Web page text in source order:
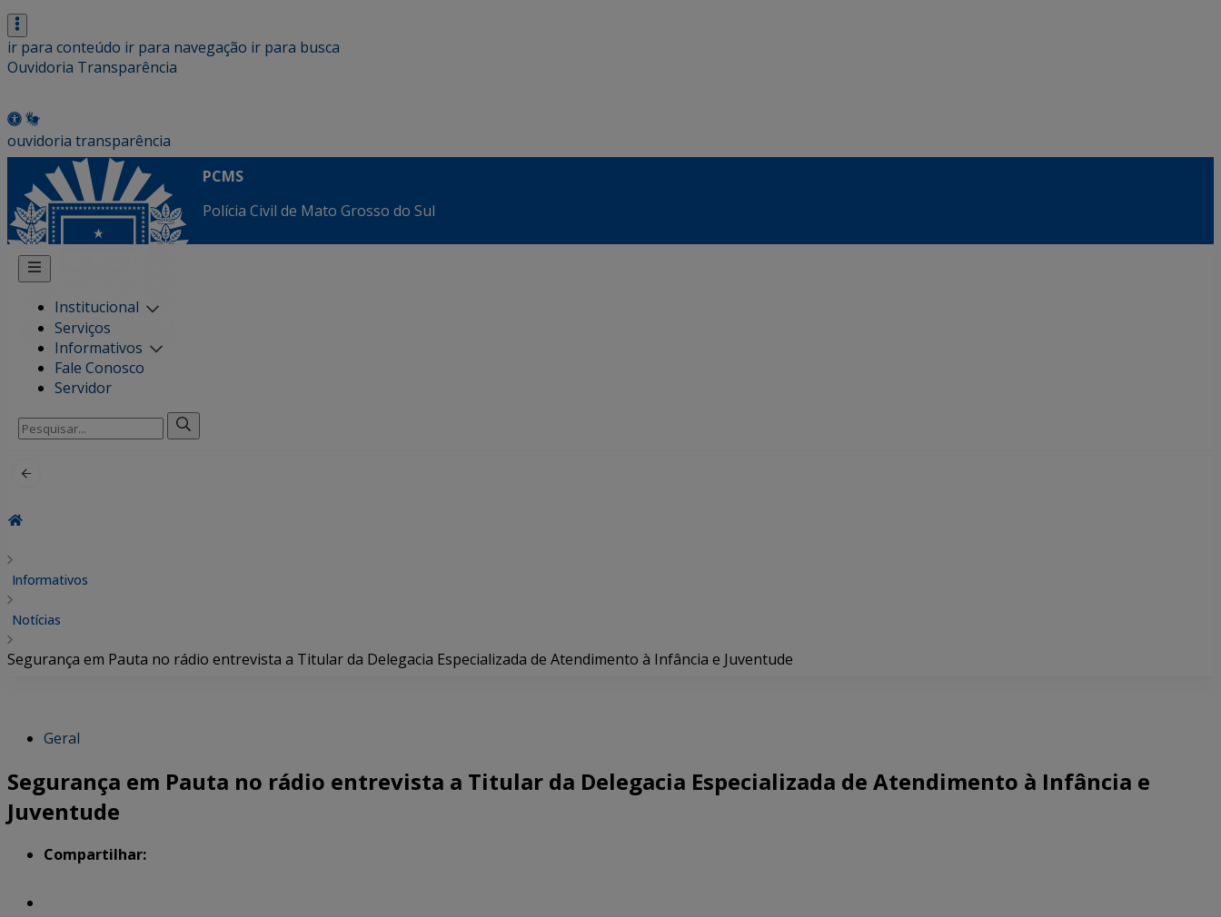
ir para conteúdo ir para navegação ir para busca
Ouvidoria Transparência
ouvidoria transparência
PCMS
Polícia Civil de Mato Grosso do Sul
Institucional
Serviços
Informativos
Fale Conosco
Servidor
Pesquisar
por:
Informativos
Notícias
Segurança em Pauta no rádio entrevista a Titular da Delegacia Especializada de Atendimento à Infância e Juventude
Geral
Segurança em Pauta no rádio entrevista a Titular da Delegacia Especializada de Atendimento à Infância e
Juventude
Compartilhar: